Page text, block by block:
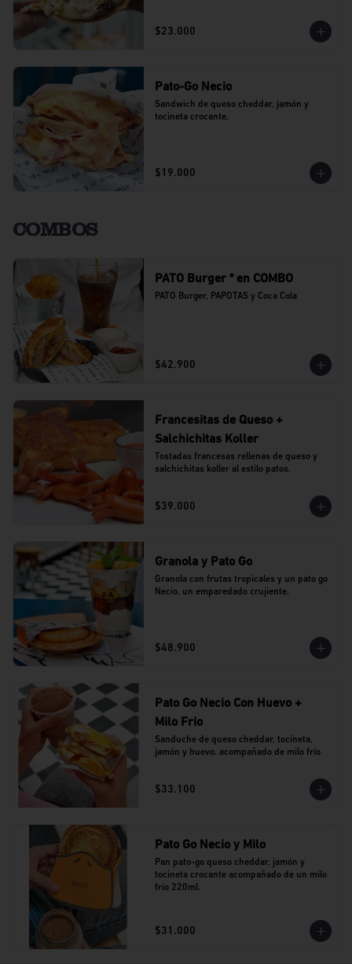
$23.000
Pato-Go Necio
Sandwich de queso cheddar, jamón y
tocineta crocante.
$19.000
COMBOS
PATO Burger * en COMBO
PATO Burger, PAPOTAS y Coca Cola
$42.900
Francesitas de Queso +
Salchichitas Koller
Tostadas francesas rellenas de queso y
salchichitas koller al estilo patos.
$39.000
Granola y Pato Go
Granola con frutas tropicales y un pato go
Necio, un emparedado crujiente.
$48.900
Pato Go Necio Con Huevo +
Milo Frio
Sanduche de queso cheddar, tocineta,
jamón y huevo. acompañado de milo frío
$33.100
Pato Go Necio y Milo
Pan pato-go queso cheddar, jamón y
tocineta crocante acompañado de un milo
frio 220ml.
$31.000